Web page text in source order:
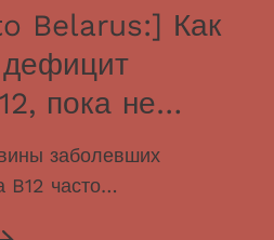
Belarus:] Как
дефицит
пока не
поздно
заболевших
B12 часто